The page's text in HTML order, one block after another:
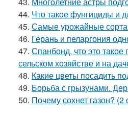
44. Что такое фунгициды и
45. Самые урожайные сорта
46. Герань и пеларгония
47. Спанбонд, что это
сельском хозяйстве и на
48. Какие цветы посадить
49. Борьба с грызунами.
50. Почему сохнет газон? (2